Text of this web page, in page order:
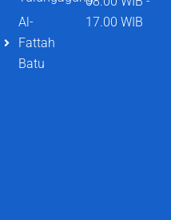
17.00 WIB
Al-
Fattah
Batu